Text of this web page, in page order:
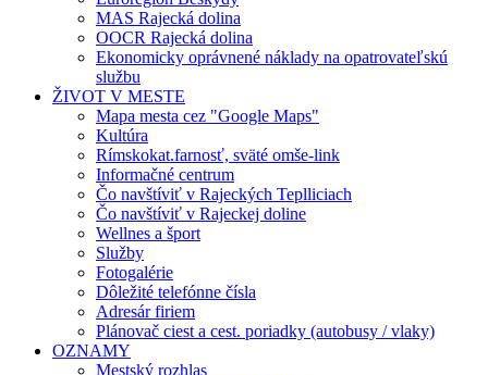
MAS Rajecká dolina
OOCR Rajecká dolina
Ekonomicky oprávnené náklady na opatrovateľskú
službu
ŽIVOT V MESTE
Mapa mesta cez "Google Maps"
Kultúra
Rímskokat.farnosť, sväté omše-link
Informačné centrum
Čo navštíviť v Rajeckých Teplliciach
Čo navštíviť v Rajeckej doline
Wellnes a šport
Služby
Fotogalérie
Dôležité telefónne čísla
Adresár firiem
Plánovač ciest a cest. poriadky (autobusy / vlaky)
OZNAMY
Mestský rozhlas